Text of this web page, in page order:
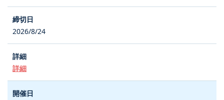
2026/8/24
詳細